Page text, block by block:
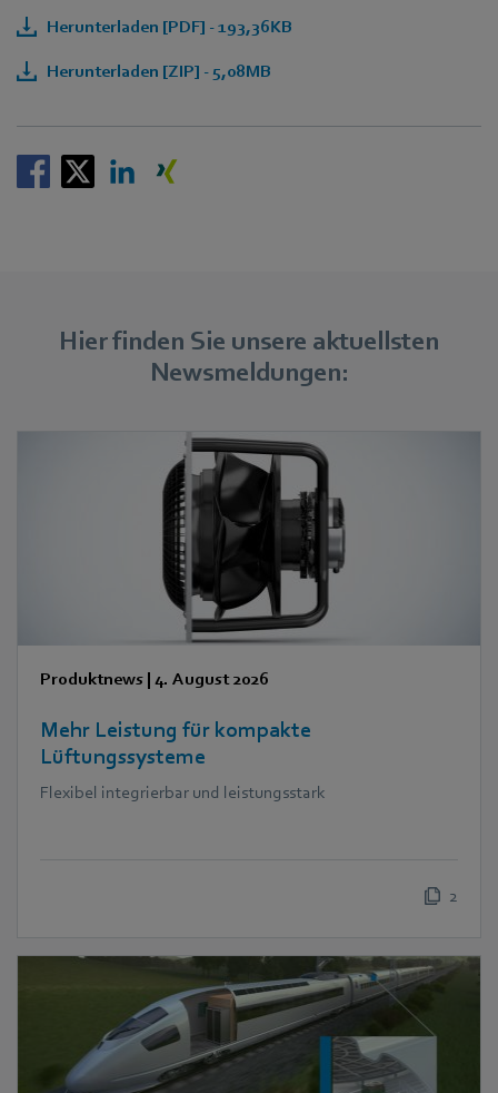
Herunterladen [PDF] - 193,36KB
Herunterladen [ZIP] - 5,08MB
Hier finden Sie unsere aktuellsten
Newsmeldungen:
Produktnews | 4. August 2026
Mehr Leistung für kompakte
Lüftungssysteme
Flexibel integrierbar und leistungsstark
2